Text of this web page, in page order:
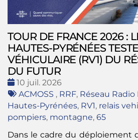
TOUR DE FRANCE 2026 :
HAUTES-PYRÉNÉES
VÉHICULAIRE (RV1) DU
DU FUTUR
Date
:
10 juil. 2026
Tags
:
ACMOSS , RRF, Réseau
Hautes-Pyrénées, RV1, relais
pompiers, montagne, 65
Dans le cadre du déploiement